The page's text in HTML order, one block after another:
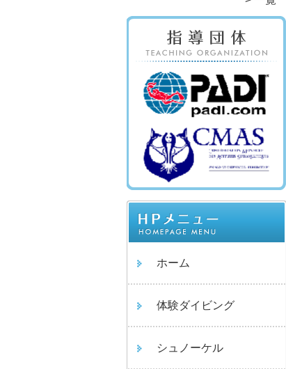
ホーム
体験ダイビング
シュノーケル